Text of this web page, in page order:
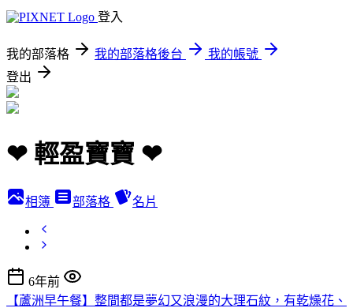
登入
我的部落格 我的部落格後台
我的帳號
登出
❤ 輕盈寶寶 ❤
相簿 部落格 名片
6年前
【蘆洲早午餐】整間都是夢幻又浪漫的大理石紋，有乾燥花、